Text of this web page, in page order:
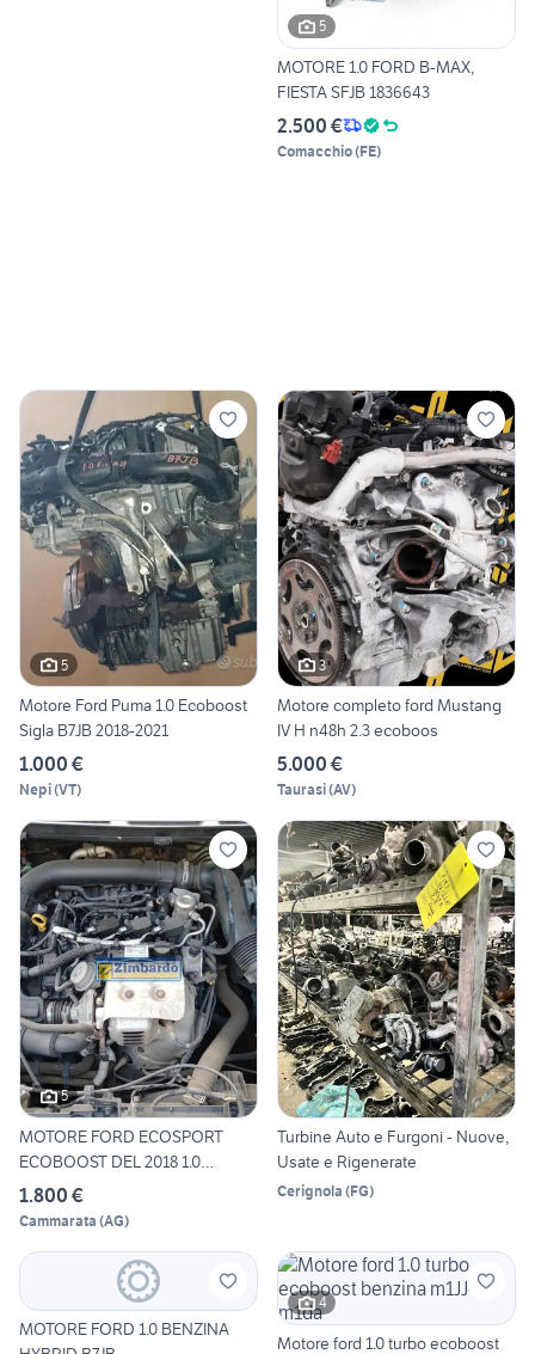
5
MOTORE 1.0 FORD B-MAX,
FIESTA SFJB 1836643
2.500 €
Comacchio(FE)
5
Motore Ford Puma 1.0 Ecoboost
Sigla B7JB 2018-2021
1.000 €
Nepi(VT)
3
Motore completo ford Mustang
IV H n48h 2.3 ecoboos
5.000 €
Taurasi(AV)
5
MOTORE FORD ECOSPORT
ECOBOOST DEL 2018 1.0
BENZINA
1.800 €
Cammarata (AG)
Turbine Auto e Furgoni - Nuove,
Usate e Rigenerate
Cerignola (FG)
MOTORE FORD 1.0 BENZINA
4
Motore ford 1.0 turbo ecoboost